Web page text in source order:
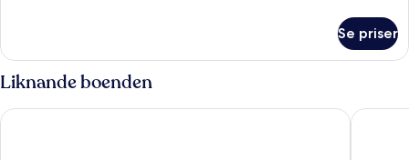
Se priser
Liknande boenden
Hotel Quinta do Lago Ria